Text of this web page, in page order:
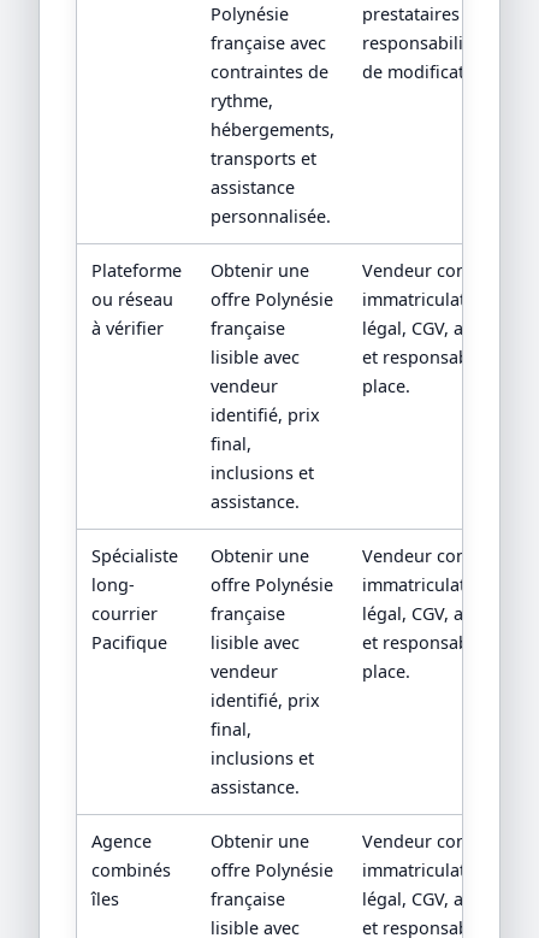
Polynésie
française avec
contraintes de
rythme,
hébergements,
transports et
assistance
personnalisée.
prestataires locaux et
responsabilités en
de modification.
Plateforme
ou réseau
à vérifier
Obtenir une
offre Polynésie
française
lisible avec
vendeur
identifié, prix
final,
inclusions et
assistance.
Vendeur contractuel,
immatriculation/
légal, CGV, assistance
et responsabilité sur
place.
Spécialiste
long-
courrier
Pacifique
Obtenir une
offre Polynésie
française
lisible avec
vendeur
identifié, prix
final,
inclusions et
assistance.
Vendeur contractuel,
immatriculation/
légal, CGV, assistance
et responsabilité sur
place.
Agence
combinés
îles
Obtenir une
offre Polynésie
française
lisible avec
Vendeur contractuel,
immatriculation/
légal, CGV, assistance
et responsabilité sur